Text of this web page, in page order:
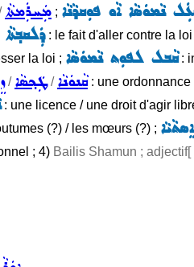
ܡܲܚܪܲܡܬܵܐ ; ܢܵܡܘܿܣܵܐ ܐܵܘ ܦܘܼܩܕܵܢܵܐ
: le fait d'aller contre la
la loi ; ܩܵܒܠ ܠܦܘܼܬ ܢܵܡܘܿܣܵܐ:
/ܛܲܟ݂ܣܵܐ/ܩܵܢܘܿܢܵܐ: une ordonnance
: une licence / une droit d'agir
(?) / les mœurs (?) ;
; 4) Bailis Shamun ;